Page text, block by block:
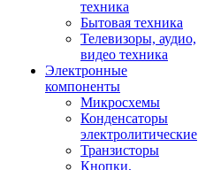
техника
Бытовая техника
Телевизоры, аудио,
видео техника
Электронные
компоненты
Микросхемы
Конденсаторы
электролитические
Транзисторы
Кнопки,